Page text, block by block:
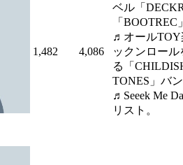
1,482 4,086
ベル「
「
♬オールTOY
ックンロール
る「
TONES」バ
♬Seeek Me
リスト。